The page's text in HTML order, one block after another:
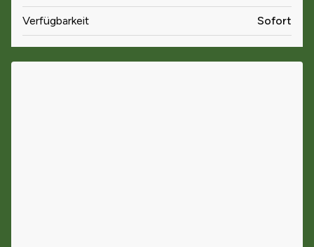
Verfügbarkeit Sofort